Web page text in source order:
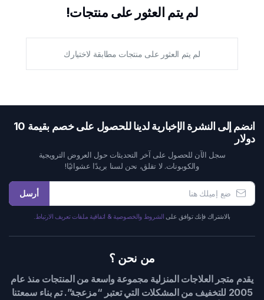
لم يتم العثور على منتجات!
لم يتم العثور على منتجات مطابقة لاختيارك
انضم إلى النشرة الإخبارية لدينا للحصول على خصم بقيمة 10
دولار
سجل الآن للحصول على آخر التحديثات حول العروض الترويجية
والكوبونات. لا تقلق، نحن لسنا بريدًا عشوائيًا!
أرسل
بالاشتراك فإنك توافق على الشروط والخصوصية & اتفاقية ملفات تعريف الارتباط.
من نحن ؟
يقدم متجر العلاجات المنزلية مجموعة واسعة من المنتجات منذ عام
2005 للتخفيف من المشكلات التي تعتبر “مزعجة”. تم بناء سمعتنا